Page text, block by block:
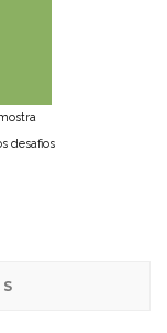
desafios